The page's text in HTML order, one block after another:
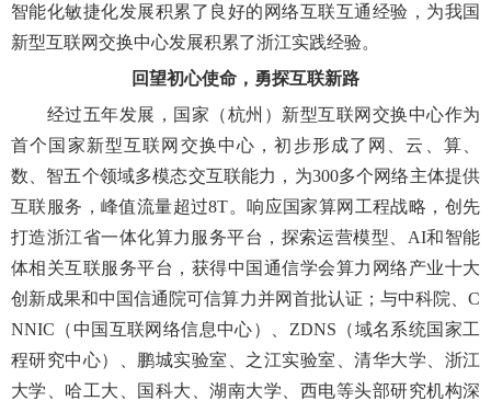
智能化敏捷化发展积累了良好的网络互联互通经验，为我国
新型互联网交换中心发展积累了浙江实践经验。
回望初心使命，勇探互联新路
经过五年发展，国家（杭州）新型互联网交换中心作为
首个国家新型互联网交换中心，初步形成了网、云、算、
数、智五个领域多模态交互联能力，为300多个网络主体提供
互联服务，峰值流量超过8T。响应国家算网工程战略，创先
打造浙江省一体化算力服务平台，探索运营模型、AI和智能
体相关互联服务平台，获得中国通信学会算力网络产业十大
创新成果和中国信通院可信算力并网首批认证；与中科院、C
NNIC（中国互联网络信息中心）、ZDNS（域名系统国家工
程研究中心）、鹏城实验室、之江实验室、清华大学、浙江
大学、哈工大、国科大、湖南大学、西电等头部研究机构深